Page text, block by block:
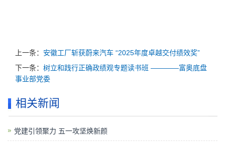
上一条： 安徽工厂斩获蔚来汽车 “2025年度卓越交付绩效奖”
下一条： 树立和践行正确政绩观专题读书班 ————富奥底盘
事业部党委
相关新闻
党建引领聚力 五一攻坚焕新颜